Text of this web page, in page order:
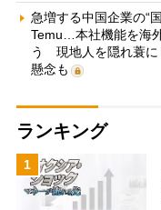
急増する中国企業の“
Temu…本社機能を海
う 現地人を隠れ蓑に
懸念も
ランキング
1